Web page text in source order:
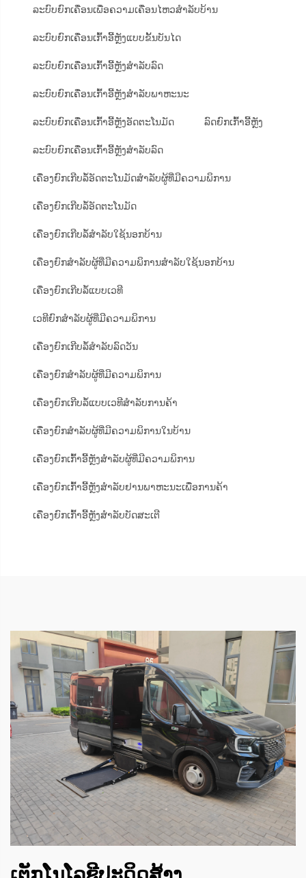
ລະບົບຍົກເຄື່ອນເພື່ອຄວາມເຄື່ອນໄຫວສຳລັບບ້ານ
ລະບົບຍົກເຄື່ອນເກົ້າອີ້ຫຼັງແບບຂັ້ນບັນໄດ
ລະບົບຍົກເຄື່ອນເກົ້າອີ້ຫຼັງສຳລັບລົດ
ລະບົບຍົກເຄື່ອນເກົ້າອີ້ຫຼັງສຳລັບພາຫະນະ
ລະບົບຍົກເຄື່ອນເກົ້າອີ້ຫຼັງອັດຕະໂນມັດ ລົດຍົກເກົ້າອີ້ຫຼັງ
ລະບົບຍົກເຄື່ອນເກົ້າອີ້ຫຼັງສຳລັບລົດ
ເຄື່ອງຍົກເກີບລໍ້ອັດຕະໂນມັດສຳລັບຜູ້ທີ່ມີຄວາມພິການ
ເຄື່ອງຍົກເກີບລໍ້ອັດຕະໂນມັດ
ເຄື່ອງຍົກເກີບລໍ້ສຳລັບໃຊ້ນອກບ້ານ
ເຄື່ອງຍົກສຳລັບຜູ້ທີ່ມີຄວາມພິການສຳລັບໃຊ້ນອກບ້ານ
ເຄື່ອງຍົກເກີບລໍ້ແບບເວທີ
ເວທີຍົກສຳລັບຜູ້ທີ່ມີຄວາມພິການ
ເຄື່ອງຍົກເກີບລໍ້ສຳລັບລົດວັນ
ເຄື່ອງຍົກສຳລັບຜູ້ທີ່ມີຄວາມພິການ
ເຄື່ອງຍົກເກີບລໍ້ແບບເວທີສຳລັບການຄ້າ
ເຄື່ອງຍົກສຳລັບຜູ້ທີ່ມີຄວາມພິການໃນບ້ານ
ເຄື່ອງຍົກເກົ້າອີ້ຫຼັງສຳລັບຜູ້ທີ່ມີຄວາມພິການ
ເຄື່ອງຍົກເກົ້າອີ້ຫຼັງສຳລັບຢານພາຫະນະເພື່ອການຄ້າ
ເຄື່ອງຍົກເກົ້າອີ້ຫຼັງສຳລັບບັດສະເຕີ